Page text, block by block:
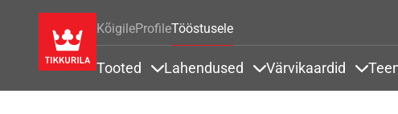
KõigileProfileTööstusele
Tooted Lahendused Värvikaardid